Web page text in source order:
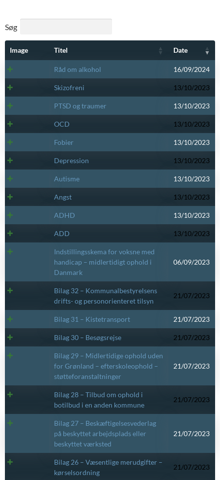
Søg
Image Titel Date
Råd om alkohol 16/09/2024
Skizofreni 13/10/2023
PTSD og traumer 13/10/2023
OCD 13/10/2023
Fobier 13/10/2023
Depression 13/10/2023
Autisme 13/10/2023
Angst 13/10/2023
ADHD 13/10/2023
ADD 13/10/2023
Indstillingsskema for voksne med
handicap – midlertidigt ophold i
Danmark
06/09/2023
Bilag 32 – Kommunalbestyrelsens
drifts- og personorienteret tilsyn
21/07/2023
Bilag 31 – Kistetransport 21/07/2023
Bilag 30 – Besøgsrejse 21/07/2023
Bilag 29 – Midlertidige ophold uden
for Grønland – efterskoleophold –
støtteforanstaltninger
21/07/2023
Bilag 28 – Tilbud om ophold i
botilbud i en anden kommune
21/07/2023
Bilag 27 – Beskæftigelsesvederlag
på beskyttet arbejdsplads eller
beskyttet værksted
21/07/2023
Bilag 26 – Væsentlige merudgifter –
kørselsordning
21/07/2023